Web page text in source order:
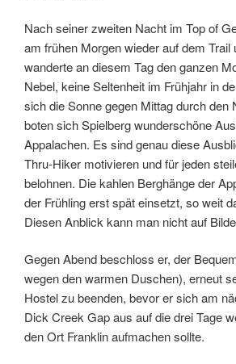
Nach seiner zweiten Nacht im Top of
am frühen Morgen wieder auf dem Trail
wanderte an diesem Tag den ganzen
Nebel, keine Seltenheit im Frühjahr in
sich die Sonne gegen Mittag durch den
boten sich Spielberg wunderschöne
Appalachen. Es sind genau diese
Thru-Hiker motivieren und für jeden
belohnen. Die kahlen Berghänge der
der Frühling erst spät einsetzt, so weit
Diesen Anblick kann man nicht auf
Gegen Abend beschloss er, der
wegen den warmen Duschen), erneut
Hostel zu beenden, bevor er sich am
Dick Creek Gap aus auf die drei Tage
den Ort Franklin aufmachen sollte.